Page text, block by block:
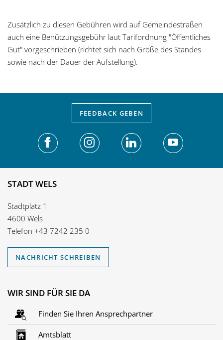
Zusätzlich zu diesen Gebühren wird auf Gemeindestraßen
auch eine Benützungsgebühr laut Tarifordnung "Öffentliches
Gut" vorgeschrieben (richtet sich nach Größe des Standes
sowie nach der Dauer der Aufstellung).
FEEDBACK GEBEN
STADT WELS
Stadtplatz 1
4600 Wels
Telefon +43 7242 235 0
NACHRICHT SCHREIBEN
WIR SIND FÜR SIE DA
Finden Sie Ihren Ansprechpartner
Amtsblatt